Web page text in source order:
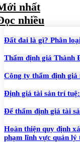
nhất
nhiều
Đất đai là gì? Phân
Thẩm định giá Thành
Công ty thẩm định giá
Định giá tài sản trí
Để thẩm định giá tài
Hoàn thiện quy định
phạm lĩnh vực quản lý